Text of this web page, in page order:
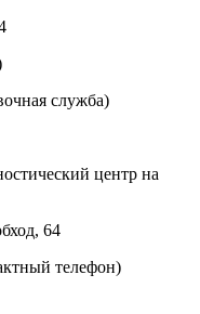
служба)
центр на
64
телефон)